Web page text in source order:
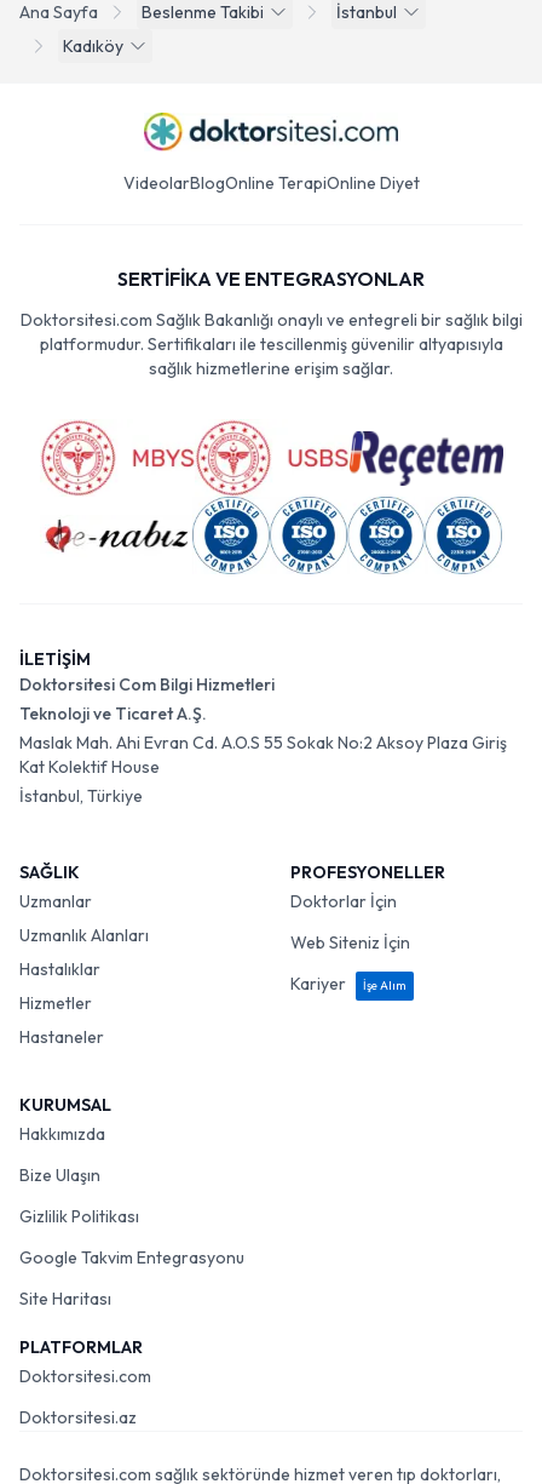
Ana Sayfa Beslenme Takibi
İstanbul
Kadıköy
VideolarBlogOnline TerapiOnline Diyet
SERTİFİKA VE ENTEGRASYONLAR
Doktorsitesi.com Sağlık Bakanlığı onaylı ve entegreli bir sağlık bilgi
platformudur. Sertifikaları ile tescillenmiş güvenilir altyapısıyla
sağlık hizmetlerine erişim sağlar.
İLETİŞİM
Doktorsitesi Com Bilgi Hizmetleri
Teknoloji ve Ticaret A.Ş.
Maslak Mah. Ahi Evran Cd. A.O.S 55 Sokak No:2 Aksoy Plaza Giriş
Kat Kolektif House
İstanbul, Türkiye
SAĞLIK
Uzmanlar
Uzmanlık Alanları
Hastalıklar
Hizmetler
Hastaneler
PROFESYONELLER
Doktorlar İçin
Web Siteniz İçin
Kariyer
İşe Alım
KURUMSAL
Hakkımızda
Bize Ulaşın
Gizlilik Politikası
Google Takvim Entegrasyonu
Site Haritası
PLATFORMLAR
Doktorsitesi.com
Doktorsitesi.az
Doktorsitesi.com sağlık sektöründe hizmet veren tıp doktorları,